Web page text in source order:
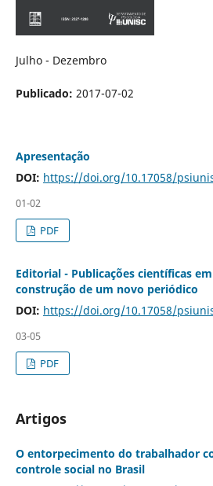
Julho - Dezembro
Publicado: 2017-07-02
Apresentação
DOI: https://doi.org/10.17058/
01-02
PDF
Editorial - Publicações científicas
construção de um novo periódico
DOI: https://doi.org/10.17058/
03-05
PDF
Artigos
O entorpecimento do trabalhador
controle social no Brasil